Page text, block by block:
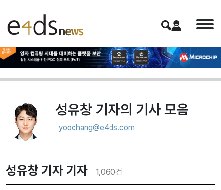
성유창 기자의 기사 모음
yoochang@e4ds.com
성유창 기자 기자 1,060건